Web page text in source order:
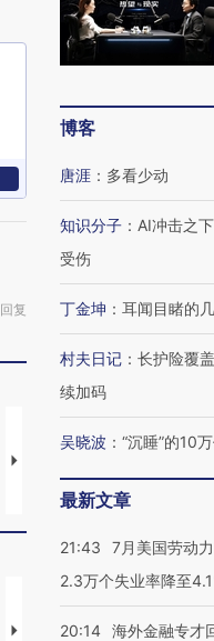
回复
马航飞行员跨国走私7万
粒摇头丸 尿检体内含3种
度Z
【推广】走进第四届链博
博客
唐涯 ： 多看少动
知识分子 ： AI冲击之
受伤
丁金坤 ： 耳闻目睹的
村夫日记 ： 长护险覆
续加码
吴晓波 ： “沉睡”的10
最新文章
21:43
7月美国劳动
2.3万个失业率降至
20:14 海外金融专才